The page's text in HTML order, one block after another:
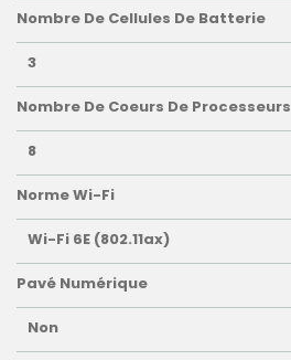
Nombre De Cellules De Batterie
3
Nombre De Coeurs De Processeurs
8
Norme Wi-Fi
Wi-Fi 6E (802.11ax)
Pavé Numérique
Non